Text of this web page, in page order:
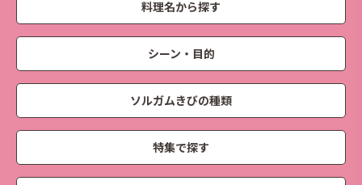
料理名から探す
シーン・目的
ソルガムきびの種類
特集で探す